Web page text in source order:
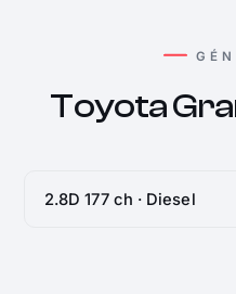
Toyota
2.8D 177 ch · Diesel